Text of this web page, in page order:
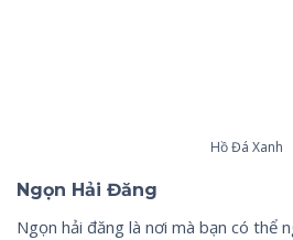
Hồ Đá Xanh
Ngọn Hải Đăng
Ngọn hải đăng là nơi mà bạn có thể